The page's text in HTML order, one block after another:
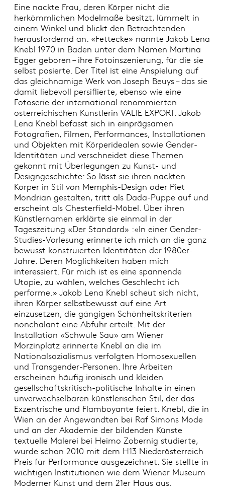
Eine nackte Frau, deren Körper nicht die
herkömmlichen Modelmaße besitzt, lümmelt in
einem Winkel und blickt den Betrachtenden
herausfordernd an. «Fettecke» nannte Jakob Lena
Knebl 1970 in Baden unter dem Namen Martina
Egger geboren – ihre Fotoinszenierung, für die sie
selbst posierte. Der Titel ist eine Anspielung auf
das gleichnamige Werk von Joseph Beuys – das sie
damit liebevoll persiflierte, ebenso wie eine
Fotoserie der international renommierten
österreichischen Künstlerin VALIE EXPORT. Jakob
Lena Knebl befasst sich in einprägsamen
Fotografien, Filmen, Performances, Installationen
und Objekten mit Körperidealen sowie Gender-
Identitäten und verschneidet diese Themen
gekonnt mit Überlegungen zu Kunst- und
Designgeschichte: So lässt sie ihren nackten
Körper in Stil von Memphis-Design oder Piet
Mondrian gestalten, tritt als Dada-Puppe auf und
erscheint als Chesterfield-Möbel. Über ihren
Künstlernamen erklärte sie einmal in der
Tageszeitung «Der Standard» :«In einer Gender-
Studies-Vorlesung erinnerte ich mich an die ganz
bewusst konstruierten Identitäten der 1980er-
Jahre. Deren Möglichkeiten haben mich
interessiert. Für mich ist es eine spannende
Utopie, zu wählen, welches Geschlecht ich
performe.» Jakob Lena Knebl scheut sich nicht,
ihren Körper selbstbewusst auf eine Art
einzusetzen, die gängigen Schönheitskriterien
nonchalant eine Abfuhr erteilt. Mit der
Installation «Schwule Sau» am Wiener
Morzinplatz erinnerte Knebl an die im
Nationalsozialismus verfolgten Homosexuellen
und Transgender-Personen. Ihre Arbeiten
erscheinen häufig ironisch und kleiden
gesellschaftskritisch-politische Inhalte in einen
unverwechselbaren künstlerischen Stil, der das
Exzentrische und Flamboyante feiert. Knebl, die in
Wien an der Angewandten bei Raf Simons Mode
und an der Akademie der bildenden Künste
textuelle Malerei bei Heimo Zobernig studierte,
wurde schon 2010 mit dem H13 Niederösterreich
Preis für Performance ausgezeichnet. Sie stellte in
wichtigen Institutionen wie dem Wiener Museum
Moderner Kunst und dem 21er Haus aus.